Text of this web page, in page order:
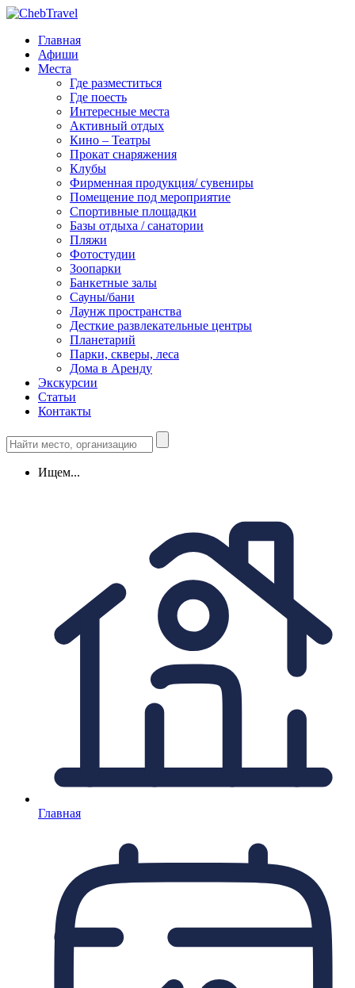
Главная
Афиши
Места
Где разместиться
Где поесть
Интересные места
Активный отдых
Кино – Театры
Прокат снаряжения
Клубы
Фирменная продукция/ сувениры
Помещение под мероприятие
Спортивные площадки
Базы отдыха / санатории
Пляжи
Фотостудии
Зоопарки
Банкетные залы
Сауны/бани
Лаунж пространства
Десткие развлекательные центры
Планетарий
Парки, скверы, леса
Дома в Аренду
Экскурсии
Статьи
Контакты
Ищем...
Главная